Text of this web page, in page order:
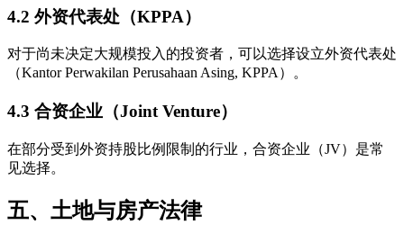
4.2 外资代表处（KPPA）
对于尚未决定大规模投入的投资者，可以选择设立外资代表处
（Kantor Perwakilan Perusahaan Asing, KPPA）。
4.3 合资企业（Joint Venture）
在部分受到外资持股比例限制的行业，合资企业（JV）是常
见选择。
五、土地与房产法律